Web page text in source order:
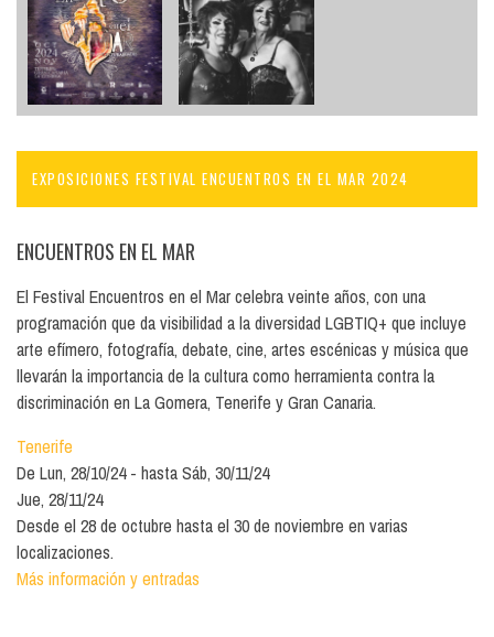
EXPOSICIONES FESTIVAL ENCUENTROS EN EL MAR 2024
ENCUENTROS EN EL MAR
El Festival Encuentros en el Mar celebra veinte años, con una
programación que da visibilidad a la diversidad LGBTIQ+ que incluye
arte efímero, fotografía, debate, cine, artes escénicas y música que
llevarán la importancia de la cultura como herramienta contra la
discriminación en La Gomera, Tenerife y Gran Canaria.
Tenerife
De Lun, 28/10/24 hastaSáb, 30/11/24
Jue, 28/11/24
Desde el 28 de octubre hasta el 30 de noviembre en varias
localizaciones.
Más información y entradas